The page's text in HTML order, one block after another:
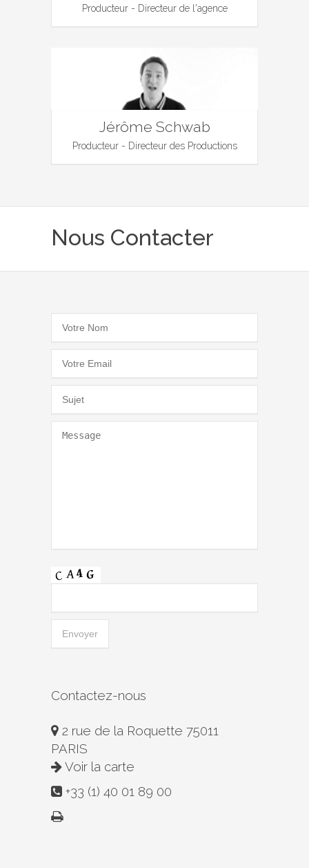
Producteur - Directeur de l'agence
Jérôme Schwab
Producteur - Directeur des Productions
Nous Contacter
Contactez-nous
2 rue de la Roquette 75011
PARIS
Voir la carte
+33 (1) 40 01 89 00